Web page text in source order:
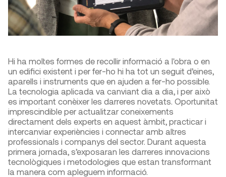
Hi ha moltes formes de recollir informació a l'obra o en
un edifici existent i per fer-ho hi ha tot un seguit d’eines,
aparells i instruments que en ajuden a fer-ho possible.
La tecnologia aplicada va canviant dia a dia, i per això
es important conèixer les darreres novetats. Oportunitat
imprescindible per actualitzar coneixements
directament dels experts en aquest àmbit, practicar i
intercanviar experiències i connectar amb altres
professionals i companys del sector. Durant aquesta
primera jornada, s’exposaran les darreres innovacions
tecnològiques i metodologies que estan transformant
la manera com apleguem informació.